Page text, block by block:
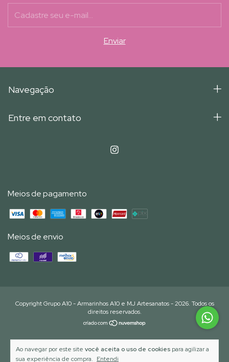
Ao navegar por este site você aceita o uso de cookies para agilizar a
sua experiência de compra. Entendi
Navegação
Entre em contato
Meios de pagamento
Meios de envio
Copyright Grupo A10 - Armarinhos A10 e MJ Artesanatos - 2026. Todos os
direitos reservados.